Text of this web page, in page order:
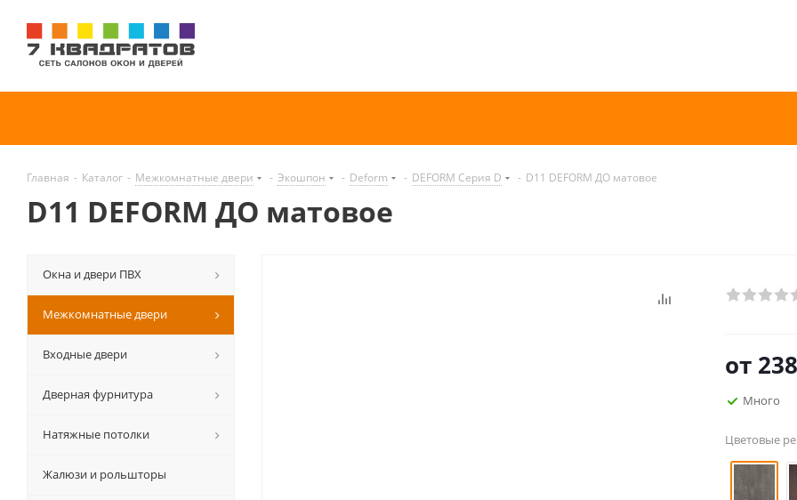
Главная - Каталог - Межкомнатные двери - Экошпон - Deform - DEFORM Серия D - D11 DEFORM ДО матовое
D11 DEFORM ДО матовое
от
Много
Цветовые
Окна и двери ПВХ
Межкомнатные двери
Входные двери
Дверная фурнитура
Натяжные потолки
Жалюзи и рольшторы